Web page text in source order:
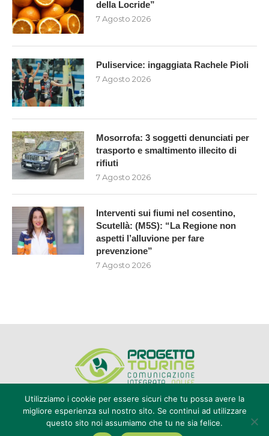
della Locride”
7 Agosto 2026
Puliservice: ingaggiata Rachele Pioli
7 Agosto 2026
Mosorrofa: 3 soggetti denunciati per
trasporto e smaltimento illecito di
rifiuti
7 Agosto 2026
Interventi sui fiumi nel cosentino,
Scutellà: (M5S): “La Regione non
aspetti l’alluvione per fare
prevenzione”
7 Agosto 2026
Editore Progetto Touring srl - iscrizione al ROC n°20616 - P.IVA e CF
Utilizziamo i cookie per essere sicuri che tu possa avere la
migliore esperienza sul nostro sito. Se continui ad utilizzare
questo sito noi assumiamo che tu ne sia felice.